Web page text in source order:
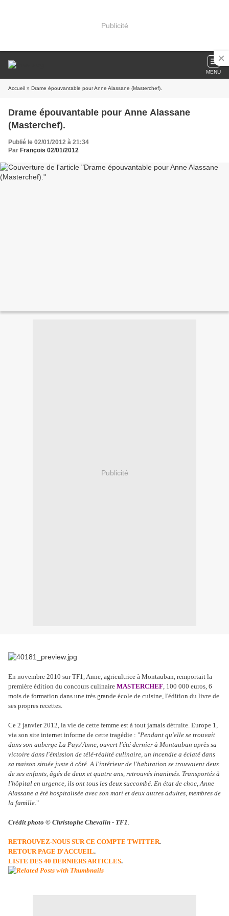
Publicité
MENU
Accueil » Drame épouvantable pour Anne Alassane (Masterchef).
Drame épouvantable pour Anne Alassane
(Masterchef).
Publié le 02/01/2012 à 21:34
Par François 02/01/2012
Publicité
En novembre 2010 sur TF1, Anne, agricultrice à Montauban, remportait la
première édition du concours culinaire MASTERCHEF, 100 000 euros, 6
mois de formation dans une très grande école de cuisine, l'édition du livre de
ses propres recettes.
Ce 2 janvier 2012, la vie de cette femme est à tout jamais détruite. Europe 1,
via son site internet informe de cette tragédie : "Pendant qu'elle se trouvait
dans son auberge La Pays'Anne, ouvert l'été dernier à Montauban après sa
victoire dans l'émission de télé-réalité culinaire, un incendie a éclaté dans
sa maison située juste à côté. A l'intérieur de l'habitation se trouvaient deux
de ses enfants, âgés de deux et quatre ans, retrouvés inanimés. Transportés à
l'hôpital en urgence, ils ont tous les deux succombé. En état de choc, Anne
Alassane a été hospitalisée avec son mari et deux autres adultes, membres de
la famille."
Crédit photo © Christophe Chevalin - TF1 .
RETROUVEZ-NOUS SUR CE COMPTE TWITTER.
RETOUR PAGE D'ACCUEIL.
LISTE DES 40 DERNIERS ARTICLES.